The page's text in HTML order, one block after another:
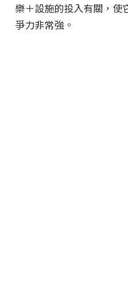
樂＋設施的投入有關，使
爭力非常強。